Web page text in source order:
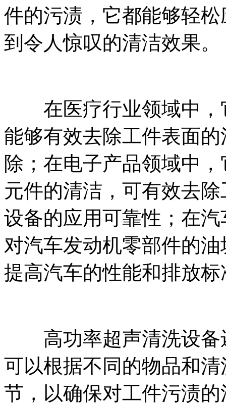
件的污渍，它都能够轻
到令人惊叹的清洁效果。
在医疗行业领域中，
能够有效去除工件表面
除；在电子产品领域中
元件的清洁，可有效去
设备的应用可靠性；在
对汽车发动机零部件的
提高汽车的性能和排放标
高功率超声清洗设备
可以根据不同的物品和
节，以确保对工件污渍